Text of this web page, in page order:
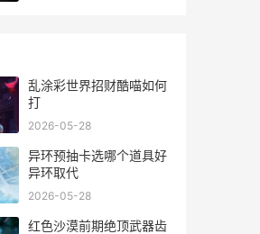
乱涂彩世界招财酷喵如何
打
2026-05-28
异环预抽卡选哪个道具好
异环取代
2026-05-28
红色沙漠前期绝顶武器齿